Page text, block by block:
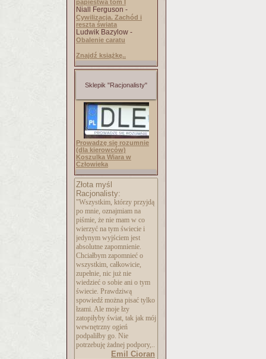
papiestwa tom I
Niall Ferguson -
Cywilizacja. Zachód i
reszta świata
Ludwik Bazylow -
Obalenie caratu
Znajdź książkę..
Sklepik "Racjonalisty"
Prowadzę się rozumnie
(dla kierowców)
Koszulka Wiara w
Człowieka
Złota myśl
Racjonalisty:
"Wszystkim, którzy przyjdą
po mnie, oznajmiam na
piśmie, że nie mam w co
wierzyć na tym świecie i
jedynym wyjściem jest
absolutne zapomnienie.
Chciałbym zapomnieć o
wszystkim, całkowicie,
zupełnie, nic już nie
wiedzieć o sobie ani o tym
świecie. Prawdziwą
spowiedź można pisać tylko
łzami. Ale moje łzy
zatopiłyby świat, tak jak mój
wewnętrzny ogień
podpaliłby go. Nie
potrzebuję żadnej podpory,..
Emil Cioran